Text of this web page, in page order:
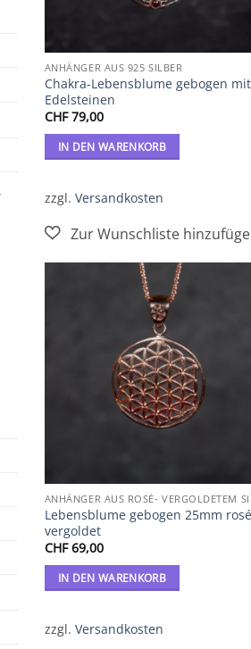
ANHÄNGER AUS 925 SILBER
Chakra-Lebensblume gebogen mit
Edelsteinen
CHF79,00
IN DEN WARENKORB
zzgl. Versandkosten
Lebensblume gebogen 25mm
vergoldet
CHF69,00
IN DEN WARENKORB
zzgl. Versandkosten